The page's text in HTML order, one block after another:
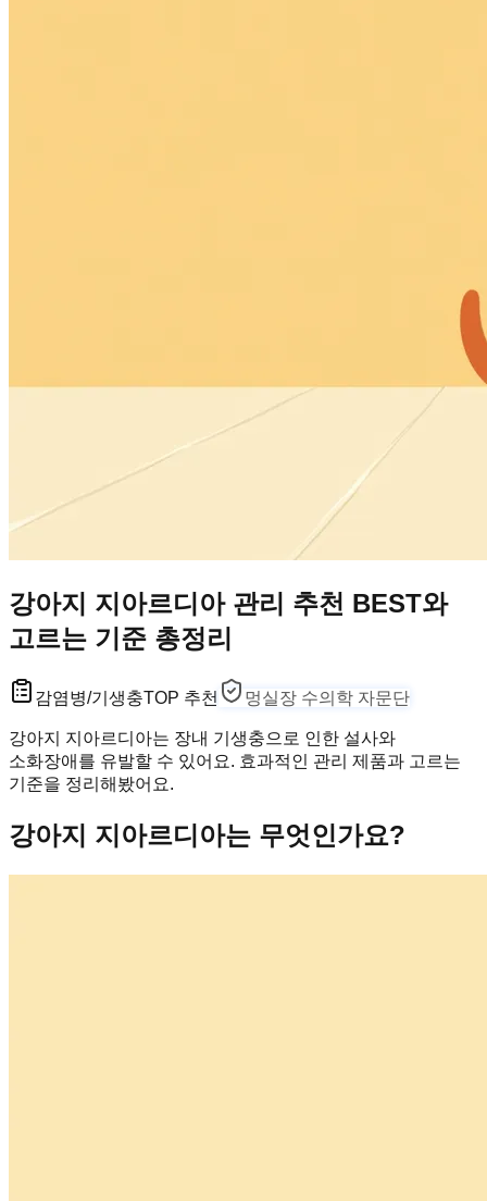
강아지 지아르디아 관리 추천 BEST와
고르는 기준 총정리
감염병/기생충TOP 추천 멍실장 수의학 자문단
강아지 지아르디아는 장내 기생충으로 인한 설사와
소화장애를 유발할 수 있어요. 효과적인 관리 제품과 고르는
기준을 정리해봤어요.
강아지 지아르디아는 무엇인가요?